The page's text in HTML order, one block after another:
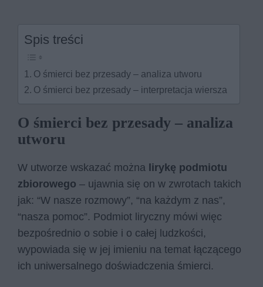
Spis treści
O śmierci bez przesady – analiza utworu
O śmierci bez przesady – interpretacja wiersza
O śmierci bez przesady – analiza
utworu
W utworze wskazać można lirykę podmiotu
zbiorowego – ujawnia się on w zwrotach takich
jak: “W nasze rozmowy”, “na każdym z nas”,
“nasza pomoc”. Podmiot liryczny mówi więc
bezpośrednio o sobie i o całej ludzkości,
wypowiada się w jej imieniu na temat łączącego
ich uniwersalnego doświadczenia śmierci.